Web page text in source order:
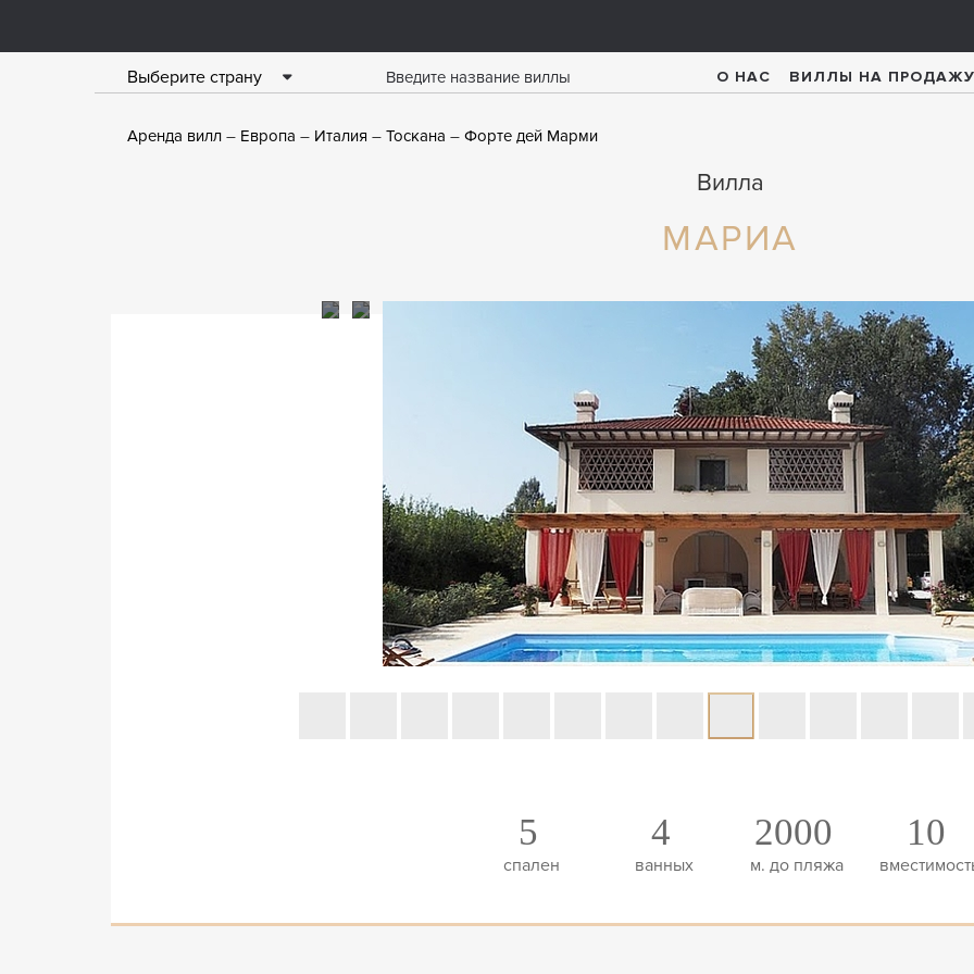
Выберите страну О НАС ВИЛЛЫ НА ПРОДАЖУ
Аренда вилл Европа Италия Тоскана Форте дей Марми
Вилла
МАРИА
5
спален
4
ванных
2000
м. до пляжа
10